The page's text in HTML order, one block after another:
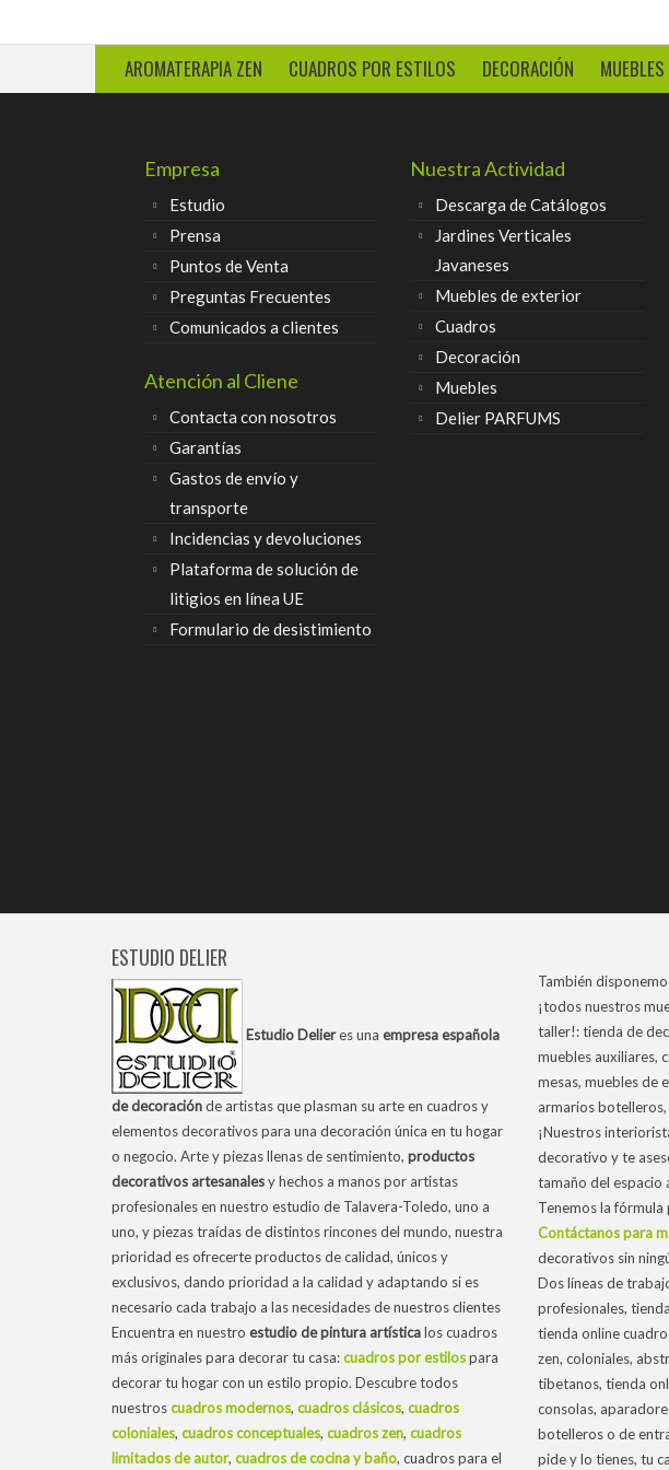
AROMATERAPIA ZEN CUADROS POR ESTILOS DECORACIÓN MUEBLES
Empresa
Estudio
Prensa
Puntos de Venta
Preguntas Frecuentes
Comunicados a clientes
Atención al Cliene
Contacta con nosotros
Garantías
Gastos de envío y
transporte
Incidencias y devoluciones
Plataforma de solución de
litigios en línea UE
Formulario de desistimiento
Nuestra Actividad
Descarga de Catálogos
Jardines Verticales
Javaneses
Muebles de exterior
Cuadros
Decoración
Muebles
Delier PARFUMS
ESTUDIO DELIER
Estudio Delieres una empresa española
de decoraciónde artistas que plasman su arte en cuadros y
elementos decorativos para una decoración única en tu hogar
o negocio. Arte y piezas llenas de sentimiento, productos
decorativos artesanalesy hechos a manos por artistas
profesionales en nuestro estudio de Talavera-Toledo, uno a
uno, y piezas traídas de distintos rincones del mundo, nuestra
prioridad es ofrecerte productos de calidad, únicos y
exclusivos, dando prioridad a la calidad y adaptando si es
necesario cada trabajo a las necesidades de nuestros clientes
Encuentra en nuestro estudio de pintura artísticalos cuadros
más originales para decorar tu casa:cuadros por estilospara
decorar tu hogar con un estilo propio. Descubre todos
nuestroscuadros modernos, cuadros clásicos, cuadros
coloniales, cuadros conceptuales, cuadros zen, cuadros
limitados de autor, cuadros de cocina y baño, cuadros para el
También
¡todos nuestros
taller!: tienda de
muebles auxiliares,
mesas, muebles de
armarios botelleros,
¡Nuestros
decorativo y te
tamaño del espacio
Tenemos la
Contáctanos para
decorativos sin
Dos líneas de
profesionales,
tienda online
zen, coloniales,
tibetanos, tienda
consolas,
botelleros o de
pide y lo tienes, tu